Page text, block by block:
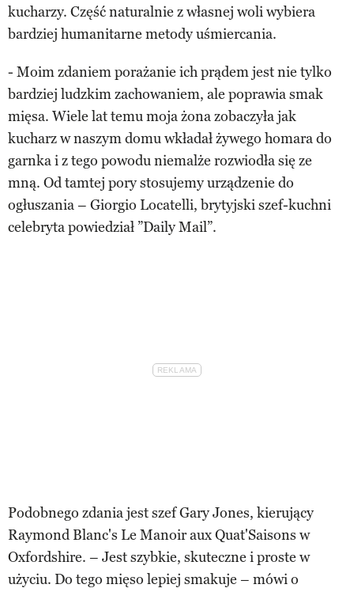
kucharzy. Część naturalnie z własnej woli wybiera
bardziej humanitarne metody uśmiercania.
- Moim zdaniem porażanie ich prądem jest nie tylko
bardziej ludzkim zachowaniem, ale poprawia smak
mięsa. Wiele lat temu moja żona zobaczyła jak
kucharz w naszym domu wkładał żywego homara do
garnka i z tego powodu niemalże rozwiodła się ze
mną. Od tamtej pory stosujemy urządzenie do
ogłuszania – Giorgio Locatelli, brytyjski szef-kuchni
celebryta powiedział ”Daily Mail”.
Podobnego zdania jest szef Gary Jones, kierujący
Raymond Blanc's Le Manoir aux Quat'Saisons w
Oxfordshire. – Jest szybkie, skuteczne i proste w
użyciu. Do tego mięso lepiej smakuje – mówi o